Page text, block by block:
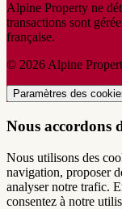
Alpine Property ne
transactions sont
française.
© 2026 Alpine
Paramètres des
Nous accordons
Nous utilisons des
navigation, proposer
analyser notre trafic.
consentez à notre